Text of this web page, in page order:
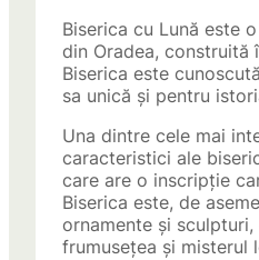
Biserica cu Lună este
din Oradea, construită
Biserica este
sa unică și pentru
Una dintre cele mai
caracteristici ale
care are o inscripție
Biserica este, de
ornamente și sculpturi,
frumusețea și misterul